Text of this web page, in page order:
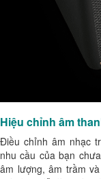
Hiệu chỉnh âm
Điều chỉnh âm nhạc
nhu cầu của bạn
âm lượng, âm trầm